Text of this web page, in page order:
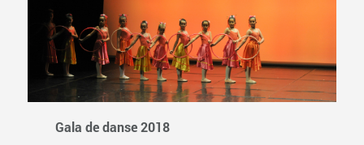
Gala de danse 2018